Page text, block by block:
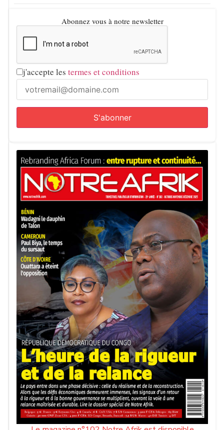
Abonnez vous à notre newsletter
j'accepte les termes et conditions